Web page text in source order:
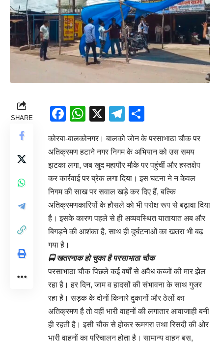
SHARE Facebook
WhatsApp
X Telegram
कोरबा-बालकोनगर। बालको जोन के परसाभाठा चौक पर
अतिक्रमण हटाने नगर निगम के अभियान को उस समय
झटका लगा, जब खुद महापौर मौके पर पहुंचीं और हस्तक्षेप
कर कार्रवाई पर ब्रेक लगा दिया। इस घटना ने न केवल
निगम की साख पर सवाल खड़े कर दिए हैं, बल्कि
अतिक्रमणकारियों के हौसले को भी परोक्ष रूप से बढ़ावा दिया
है। इसके कारण पहले से ही अव्यवस्थित यातायात अब और
बिगड़ने की आशंका है, साथ ही दुर्घटनाओं का खतरा भी बढ़
गया है।
🚍 खतरनाक हो चुका है परसाभाठा चौक
परसाभाठा चौक पिछले कई वर्षों से अवैध कब्जों की मार झेल
रहा है। हर दिन, जाम व हादसों की संभावना के साथ गुजर
रहा है। सड़क के दोनों किनारे दुकानों और ठेलों का
अतिक्रमण है तो वहीं भारी वाहनों की लगातार आवाजाही बनी
ही रहती है। इसी चौक से होकर रूमगरा तथा रिसदी की ओर
भारी वाहनों का परिचालन होता है। सामान्य वाहन बस,